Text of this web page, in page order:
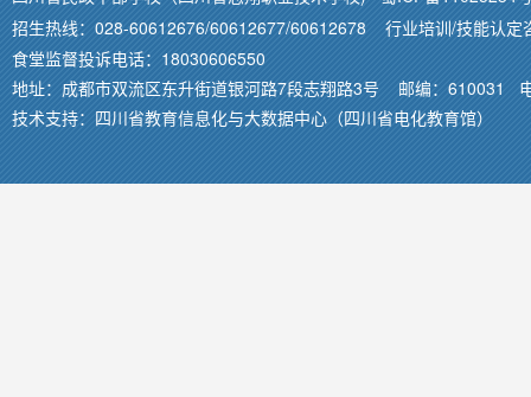
招生热线：028-60612676/60612677/60612678 行业培训/技能认定
食堂监督投诉电话：18030606550
地址：成都市双流区东升街道银河路7段志翔路3号 邮编：610031
技术支持： 四川省教育信息化与大数据中心（四川省电化教育馆）